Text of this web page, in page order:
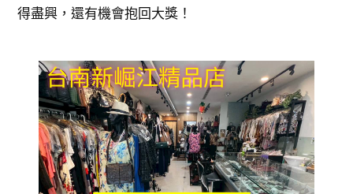
得盡興，還有機會抱回大獎！